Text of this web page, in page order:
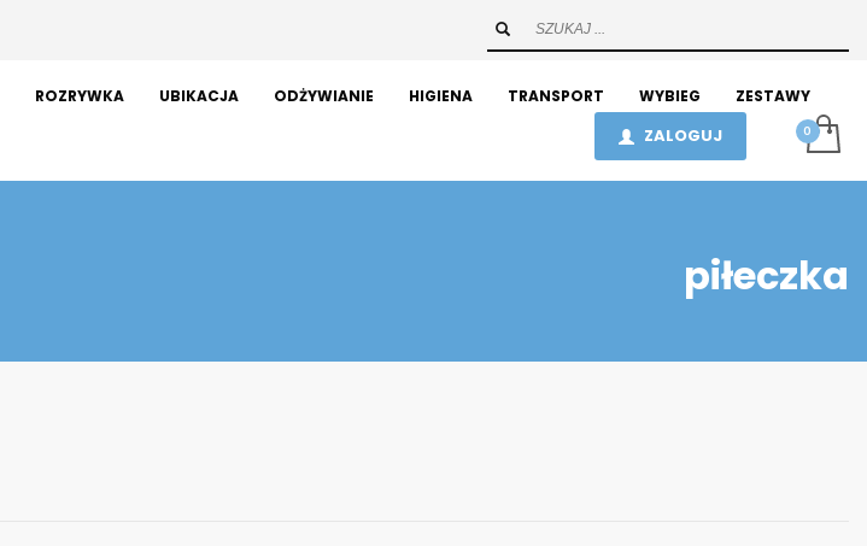
ROZRYWKA UBIKACJA ODŻYWIANIE HIGIENA TRANSPORT WYBIEG ZESTAWY
ZALOGUJ
piłeczka